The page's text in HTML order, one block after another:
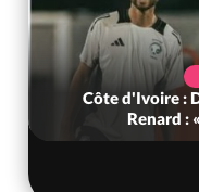
Côte d'Ivoire :
Renard :